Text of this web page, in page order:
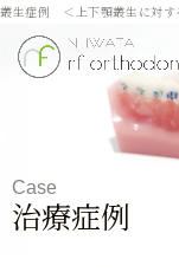
叢生症例 ＜上下顎叢生に対す
Case
治療症例